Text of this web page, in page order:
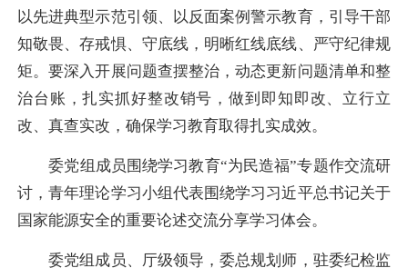
以先进典型示范引领、以反面案例警示教育，引导干部
知敬畏、存戒惧、守底线，明晰红线底线、严守纪律规
矩。要深入开展问题查摆整治，动态更新问题清单和整
治台账，扎实抓好整改销号，做到即知即改、立行立
改、真查实改，确保学习教育取得扎实成效。
委党组成员围绕学习教育“为民造福”专题作交流研
讨，青年理论学习小组代表围绕学习习近平总书记关于
国家能源安全的重要论述交流分享学习体会。
委党组成员、厅级领导，委总规划师，驻委纪检监